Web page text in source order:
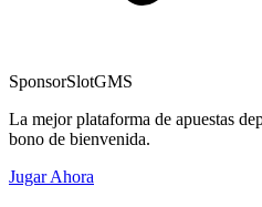
SponsorSlotGMS
La mejor plataforma de apuestas
bono de bienvenida.
Jugar Ahora